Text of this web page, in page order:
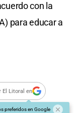
con la
para educar a
El Litoral en
preferidos en Google